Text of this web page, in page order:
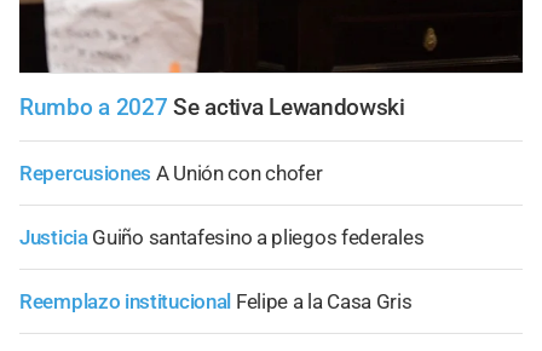
Rumbo a 2027 Se activa Lewandowski
Repercusiones A Unión con chofer
Justicia Guiño santafesino a pliegos federales
Reemplazo institucional Felipe a la Casa Gris